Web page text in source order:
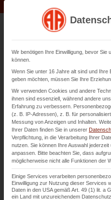
bei Abwasserleitungen von
Kontaktieren Sie uns
Wir benötigen Ihre Einwilligung, bevor Sie
können.
Wenn Sie unter 16 Jahre alt sind und Ihre
geben möchten, müssen Sie Ihre
Wir verwenden Cookies und andere
ihnen sind essenziell, während andere
Erfahrung zu verbessern.
(z. B. IP-Adressen), z. B. für
Messung von Anzeigen und Inhalten.
Ihrer Daten finden Sie in unserer
Verpflichtung, in die Verarbeitung Ihrer
nutzen. Sie können Ihre Auswahl jederzeit
anpassen. Bitte beachten Sie, dass
möglicherweise nicht alle Funktionen der
Einige Services verarbeiten
Einwilligung zur Nutzung dieser Services
Daten in den USA gemäß Art. 49 (1) lit. a
ein Land mit unzureichendem